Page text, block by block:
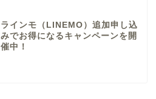
ラインモ（LINEMO）追加申し込
みでお得になるキャンペーンを開
催中！